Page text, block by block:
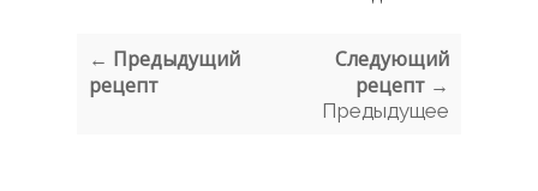
← Предыдущий
рецепт
Следующий
рецепт →
Предыдущее